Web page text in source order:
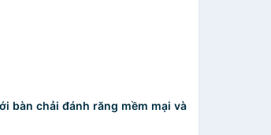
bàn chải đánh răng mềm mại và